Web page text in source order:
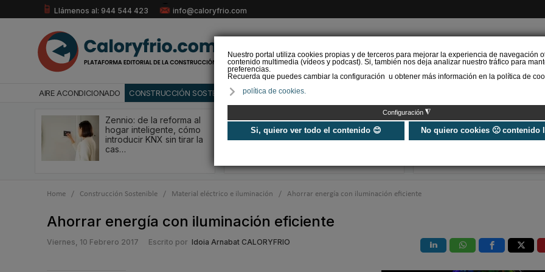
Nuestro portal utiliza cookies propias y de terceros para mejorar la experiencia de navegación
contenido multimedia (vídeos y podcast). Si, también nos deja analizar nuestro tráfico para
preferencias.
Recuerda que puedes cambiar la configuración u obtener más información en la política de
política de cookies.
Configuración ◮
Si, quiero ver todo el contenido 😊 No quiero cookies 🙁 contenido
Llámenos al: 944 544 423 info@caloryfrio.com
AIRE ACONDICIONADO CONSTRUCCIÓN SOSTENIBLE ENERGÍAS RENOVABLES
Zennio: de la reforma al
hogar inteligente, cómo
introducir KNX sin tirar la
cas…
Siber refuerza su
propuesta de valor con
Global Services, un
SOPREMA
cubierta azul
sistema
Home / Construcción Sostenible / Material eléctrico e iluminación / Ahorrar energía con iluminación eficiente
Ahorrar energía con iluminación eficiente
Viernes, 10 Febrero 2017 Escrito por Idoia Arnabat CALORYFRIO